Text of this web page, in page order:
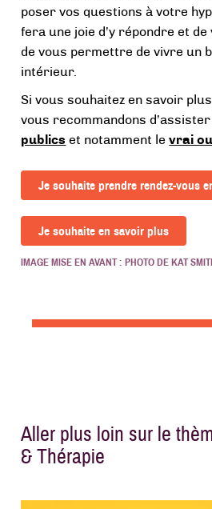
poser vos questions à votre
fera une joie d’y répondre et
de vous permettre de vivre un
intérieur.
Si vous souhaitez en savoir
vous recommandons d’assister
publics et notamment levrai
Je souhaite prendre rendez-vous
Je souhaite en savoir plus
IMAGE MISE EN AVANT : PHOTO DEKAT
Aller plus loin sur le
& Thérapie